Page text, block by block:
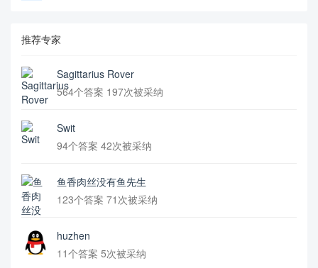
推荐专家
Sagittarius Rover
564个答案 197次被采纳
Swit
94个答案 42次被采纳
鱼香肉丝没有鱼先生
123个答案 71次被采纳
huzhen
11个答案 5次被采纳